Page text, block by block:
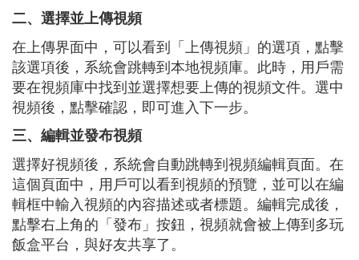
二、選擇並上傳視頻
在上傳界面中，可以看到「上傳視頻」的選項，點擊
該選項後，系統會跳轉到本地視頻庫。此時，用戶需
要在視頻庫中找到並選擇想要上傳的視頻文件。選中
視頻後，點擊確認，即可進入下一步。
三、編輯並發布視頻
選擇好視頻後，系統會自動跳轉到視頻編輯頁面。在
這個頁面中，用戶可以看到視頻的預覽，並可以在編
輯框中輸入視頻的內容描述或者標題。編輯完成後，
點擊右上角的「發布」按鈕，視頻就會被上傳到多玩
飯盒平台，與好友共享了。